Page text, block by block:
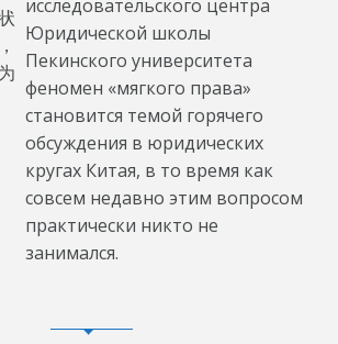
исследовательского центра
Юридической школы
Пекинского университета
феномен «мягкого права»
становится темой горячего
обсуждения в юридических
кругах Китая, в то время как
совсем недавно этим вопросом
практически никто не
занимался.